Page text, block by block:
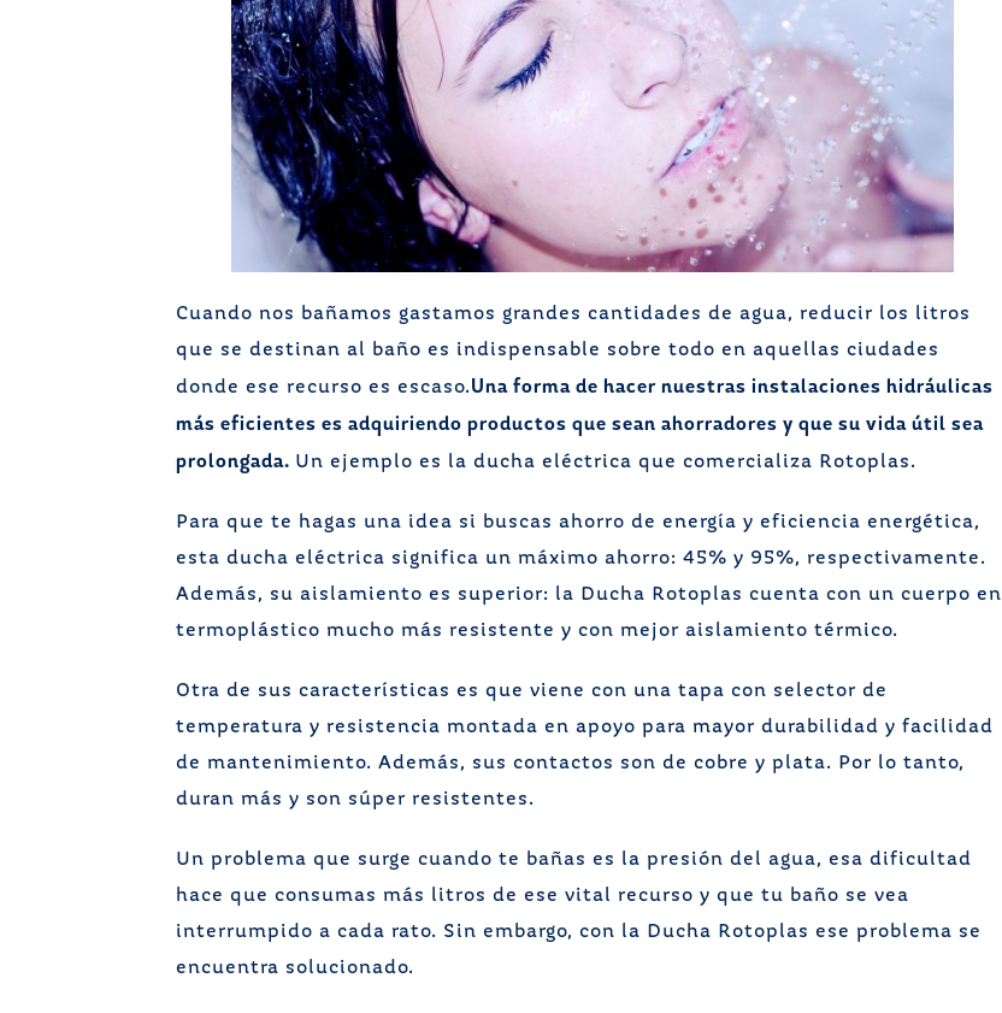
Cuando nos bañamos gastamos grandes cantidades de agua, reducir los litros
que se destinan al baño es indispensable sobre todo en aquellas ciudades
donde ese recurso es escaso.Una forma de hacer nuestras instalaciones hidráulicas
más eficientes es adquiriendo productos que sean ahorradores y que su vida útil sea
prolongada. Un ejemplo es la ducha eléctrica que comercializa Rotoplas.
Para que te hagas una idea si buscas ahorro de energía y eficiencia energética,
esta ducha eléctrica significa un máximo ahorro: 45% y 95%, respectivamente.
Además, su aislamiento es superior: la Ducha Rotoplas cuenta con un cuerpo en
termoplástico mucho más resistente y con mejor aislamiento térmico.
Otra de sus características es que viene con una tapa con selector de
temperatura y resistencia montada en apoyo para mayor durabilidad y facilidad
de mantenimiento. Además, sus contactos son de cobre y plata. Por lo tanto,
duran más y son súper resistentes.
Un problema que surge cuando te bañas es la presión del agua, esa dificultad
hace que consumas más litros de ese vital recurso y que tu baño se vea
interrumpido a cada rato. Sin embargo, con la Ducha Rotoplas ese problema se
encuentra solucionado.